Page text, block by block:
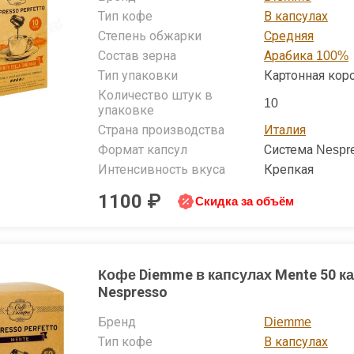
Тип кофе
В капсулах
Степень обжарки
Средняя
Состав зерна
Арабика 100%
Тип упаковки
Картонная
Количество штук в
упаковке
10
Страна производства
Италия
Формат капсул
Система
Интенсивность вкуса
Крепкая
1100 ₽ Скидка за объём
Кофе Diemme в капсулах Mente 50
Nespresso
Бренд
Diemme
Тип кофе
В капсулах